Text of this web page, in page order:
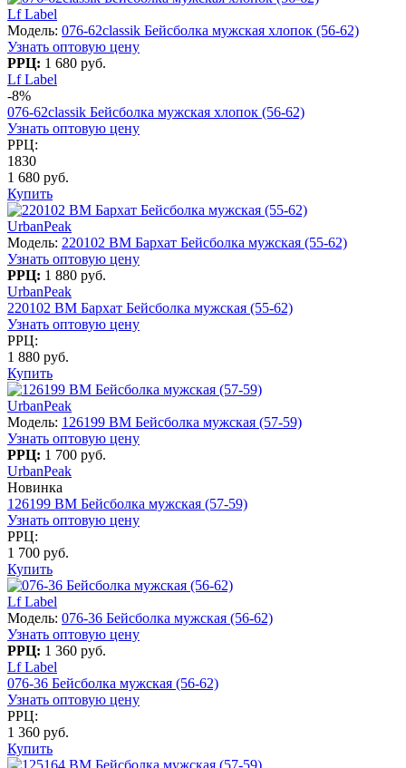
Lf Label
Модель: 076-62classik Бейсболка мужская хлопок (56-62)
Узнать оптовую цену
РРЦ: 1 680 руб.
Lf Label
-8%
076-62classik Бейсболка мужская хлопок (56-62)
Узнать оптовую цену
РРЦ:
1830
1 680 руб.
Купить
UrbanPeak
Модель: 220102 BM Бархат Бейсболка мужская (55-62)
Узнать оптовую цену
РРЦ: 1 880 руб.
UrbanPeak
220102 BM Бархат Бейсболка мужская (55-62)
Узнать оптовую цену
РРЦ:
1 880 руб.
Купить
UrbanPeak
Модель: 126199 BM Бейсболка мужская (57-59)
Узнать оптовую цену
РРЦ: 1 700 руб.
UrbanPeak
Новинка
126199 BM Бейсболка мужская (57-59)
Узнать оптовую цену
РРЦ:
1 700 руб.
Купить
Lf Label
Модель: 076-36 Бейсболка мужская (56-62)
Узнать оптовую цену
РРЦ: 1 360 руб.
Lf Label
076-36 Бейсболка мужская (56-62)
Узнать оптовую цену
РРЦ:
1 360 руб.
Купить